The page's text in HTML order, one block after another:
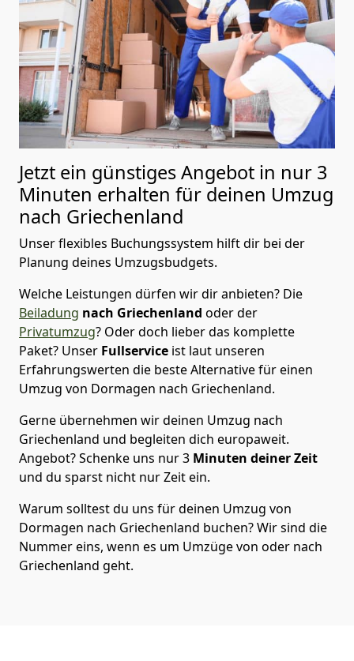
Jetzt ein günstiges Angebot in nur 3
Minuten erhalten für deinen Umzug
nach Griechenland
Unser flexibles Buchungssystem hilft dir bei der
Planung deines Umzugsbudgets.
Welche Leistungen dürfen wir dir anbieten? Die
Beiladung nach Griechenland oder der
Privatumzug? Oder doch lieber das komplette
Paket? Unser Fullservice ist laut unseren
Erfahrungswerten die beste Alternative für einen
Umzug von Dormagen nach Griechenland.
Gerne übernehmen wir deinen Umzug nach
Griechenland und begleiten dich europaweit.
Angebot? Schenke uns nur3 Minuten deiner Zeit
und du sparst nicht nur Zeit ein.
Warum solltest du uns für deinen Umzug von
Dormagen nach Griechenland buchen? Wir sind die
Nummer eins, wenn es um Umzüge von oder nach
Griechenland geht.